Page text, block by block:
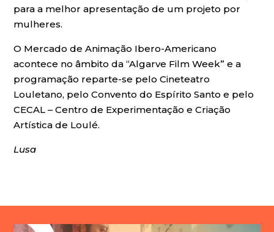
para a melhor apresentação de um projeto por
mulheres.
O Mercado de Animação Ibero-Americano
acontece no âmbito da “Algarve Film Week” e a
programação reparte-se pelo Cineteatro
Louletano, pelo Convento do Espírito Santo e pelo
CECAL – Centro de Experimentação e Criação
Artística de Loulé.
Lusa